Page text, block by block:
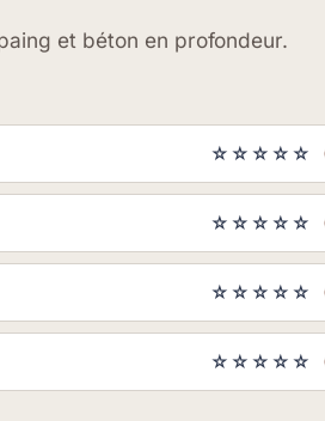
et béton en profondeur.
☆☆☆☆☆
☆☆☆☆☆
☆☆☆☆☆
☆☆☆☆☆